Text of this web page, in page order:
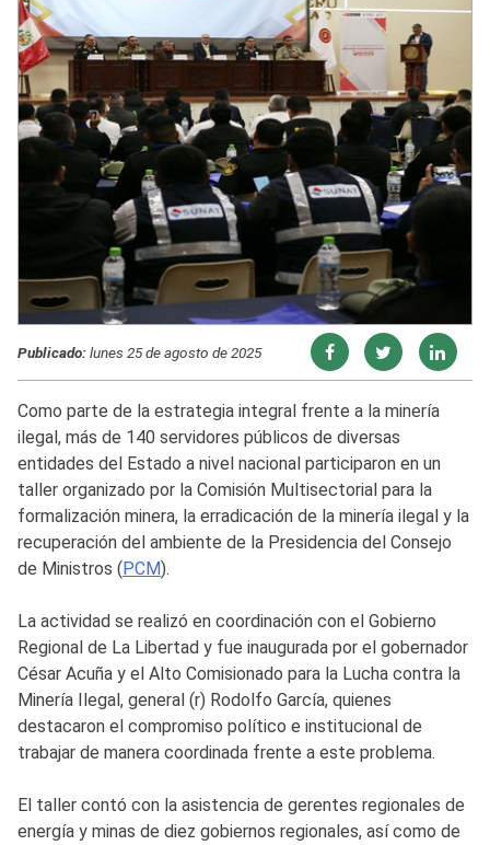
Publicado:lunes 25 de agosto de 2025
Como parte de la estrategia integral frente a la minería
ilegal, más de 140 servidores públicos de diversas
entidades del Estado a nivel nacional participaron en un
taller organizado por la Comisión Multisectorial para la
formalización minera, la erradicación de la minería ilegal y la
recuperación del ambiente de la Presidencia del Consejo
de Ministros (PCM).
La actividad se realizó en coordinación con el Gobierno
Regional de La Libertad y fue inaugurada por el gobernador
César Acuña y el Alto Comisionado para la Lucha contra la
Minería Ilegal, general (r) Rodolfo García, quienes
destacaron el compromiso político e institucional de
trabajar de manera coordinada frente a este problema.
El taller contó con la asistencia de gerentes regionales de
energía y minas de diez gobiernos regionales, así como de